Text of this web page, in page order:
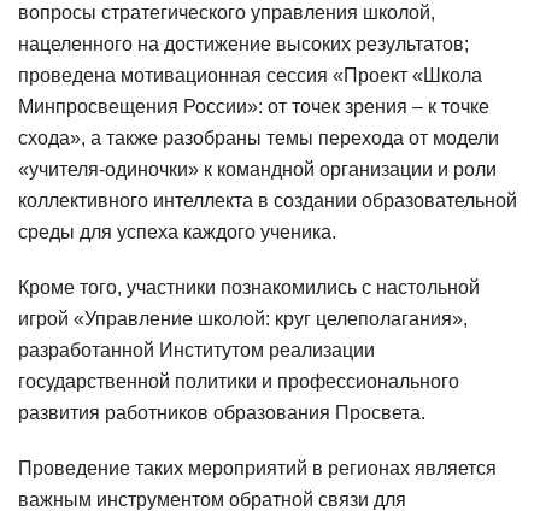
вопросы стратегического управления школой,
нацеленного на достижение высоких результатов;
проведена мотивационная сессия «Проект «Школа
Минпросвещения России»: от точек зрения – к точке
схода», а также разобраны темы перехода от модели
«учителя-одиночки» к командной организации и роли
коллективного интеллекта в создании образовательной
среды для успеха каждого ученика.
Кроме того, участники познакомились с настольной
игрой «Управление школой: круг целеполагания»,
разработанной Институтом реализации
государственной политики и профессионального
развития работников образования Просвета.
Проведение таких мероприятий в регионах является
важным инструментом обратной связи для